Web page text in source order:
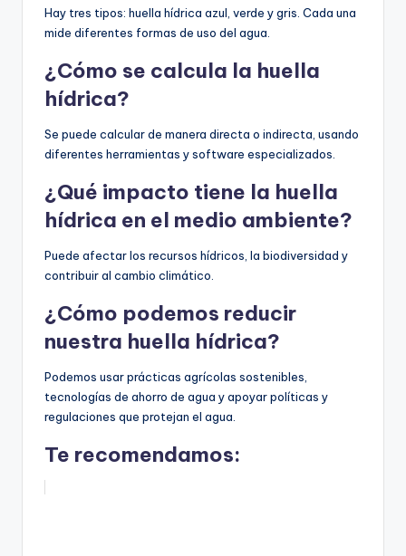
Hay tres tipos: huella hídrica azul, verde y gris. Cada una
mide diferentes formas de uso del agua.
¿Cómo se calcula la huella
hídrica?
Se puede calcular de manera directa o indirecta, usando
diferentes herramientas y software especializados.
¿Qué impacto tiene la huella
hídrica en el medio ambiente?
Puede afectar los recursos hídricos, la biodiversidad y
contribuir al cambio climático.
¿Cómo podemos reducir
nuestra huella hídrica?
Podemos usar prácticas agrícolas sostenibles,
tecnologías de ahorro de agua y apoyar políticas y
regulaciones que protejan el agua.
Te recomendamos: